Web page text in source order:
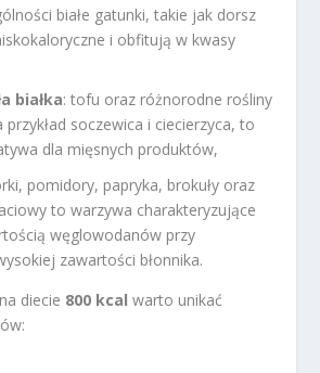
białe gatunki, takie jak dorsz
i obfitują w kwasy
białka: tofu oraz różnorodne rośliny
soczewica i ciecierzyca, to
dla mięsnych produktów,
pomidory, papryka, brokuły oraz
to warzywa charakteryzujące
węglowodanów przy
zawartości błonnika.
diecie 800 kcal warto unikać